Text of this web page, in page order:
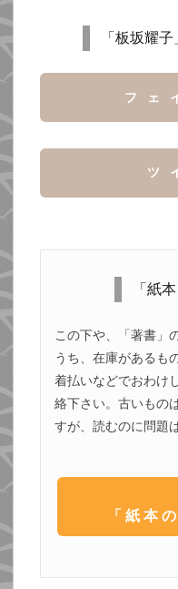
「板坂耀
フェ
ツ
「紙
この下や、「著書」
うち、在庫があるも
着払いなどでおわけ
絡下さい。古いもの
すが、読むのに問題
「紙本